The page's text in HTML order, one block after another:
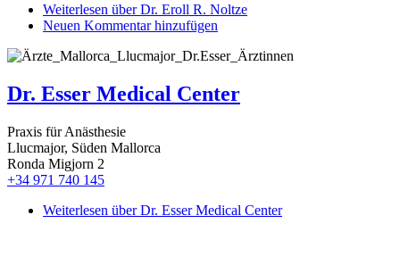
Weiterlesen über Dr. Eroll R. Noltze
Neuen Kommentar hinzufügen
Dr. Esser Medical Center
Praxis für Anästhesie
Llucmajor, Süden Mallorca
Ronda Migjorn 2
+34 971 740 145
Weiterlesen über Dr. Esser Medical Center